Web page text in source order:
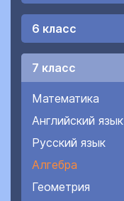
6 класс
7 класс
Математика
Английский язык
Русский язык
Алгебра
Геометрия